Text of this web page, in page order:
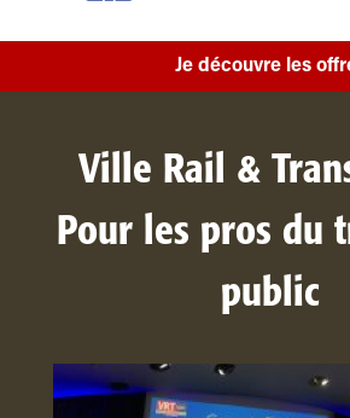
Je découvre les
Ville Rail &
Pour les pros du
public